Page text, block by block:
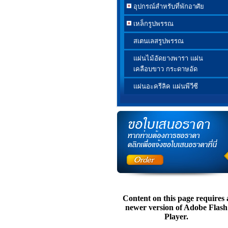
อุปกรณ์สำหรับที่พักอาศัย
เหล็กรูปพรรณ
สเตนเลสรูปพรรณ
แผ่นไม้อัดยางพารา แผ่น
เคลือบขาว กระดาษอัด
แผ่นอะครีลิค แผ่นพีวีซี
Content on this page requires
newer version of Adobe Flash
Player.